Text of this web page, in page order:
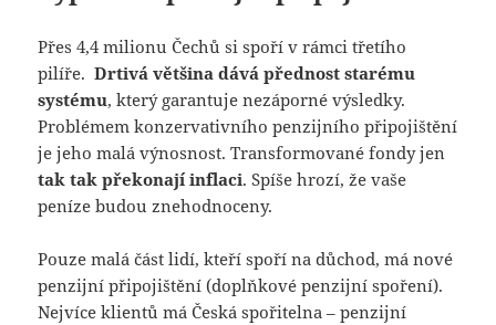
Přes 4,4 milionu Čechů si spoří v rámci třetího
pilíře.Drtivá většina dává přednost starému
systému, který garantuje nezáporné výsledky.
Problémem konzervativního penzijního připojištění
je jeho malá výnosnost. Transformované fondy jen
tak tak překonají inflaci. Spíše hrozí, že vaše
peníze budou znehodnoceny.
Pouze malá část lidí, kteří spoří na důchod, má nové
penzijní připojištění (doplňkové penzijní spoření).
Nejvíce klientů má Česká spořitelna – penzijní